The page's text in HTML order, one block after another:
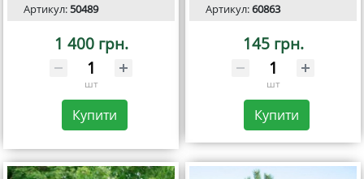
Артикул:50489
1 400 грн.
шт
Купити
Артикул:60863
145 грн.
шт
Купити